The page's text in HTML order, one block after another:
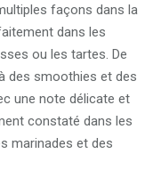
façons dans la
dans les
ou les tartes. De
des smoothies et des
une note délicate et
constaté dans les
marinades et des